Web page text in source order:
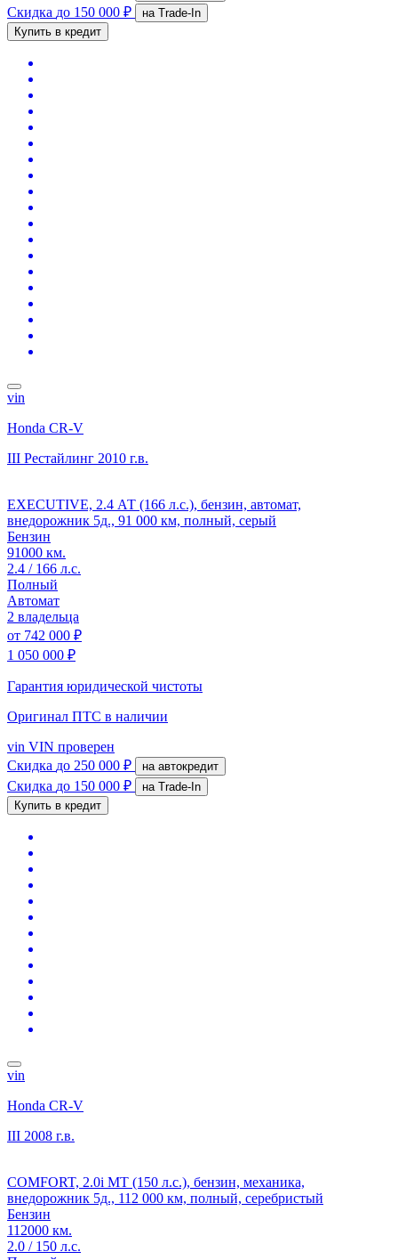
Скидка до 150 000 ₽
на Trade-In
Купить в кредит
vin
Honda CR-V
III Рестайлинг 2010 г.в.
EXECUTIVE, 2.4 АТ (166 л.с.), бензин, автомат,
внедорожник 5д., 91 000 км, полный, серый
Бензин
91000 км.
2.4 / 166 л.с.
Полный
Автомат
2 владельца
от 742 000 ₽
1 050 000 ₽
Гарантия юридической чистоты
Оригинал ПТС в наличии
vin VIN проверен
Скидка до 250 000 ₽ на автокредит
Скидка до 150 000 ₽
на Trade-In
Купить в кредит
vin
Honda CR-V
III 2008 г.в.
COMFORT, 2.0i MT (150 л.с.), бензин, механика,
внедорожник 5д., 112 000 км, полный, серебристый
Бензин
112000 км.
2.0 / 150 л.с.